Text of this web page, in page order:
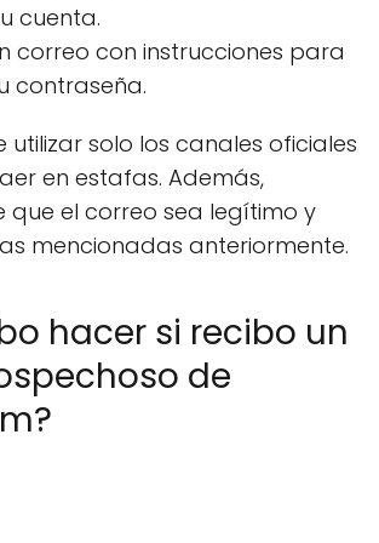
cuenta.
correo con instrucciones para
contraseña.
utilizar solo los canales oficiales
en estafas. Además,
que el correo sea legítimo y
mencionadas anteriormente.
hacer si recibo un
de